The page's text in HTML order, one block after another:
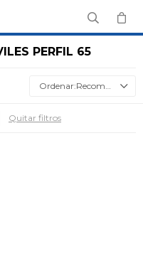
PERFIL 65
Recomendados
Quitar filtros